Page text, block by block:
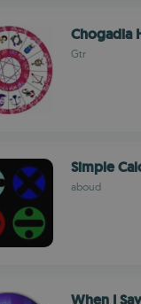
Gtr
Simple
aboud
When I Say